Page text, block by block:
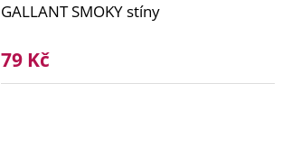
GALLANT SMOKY stíny
79 Kč